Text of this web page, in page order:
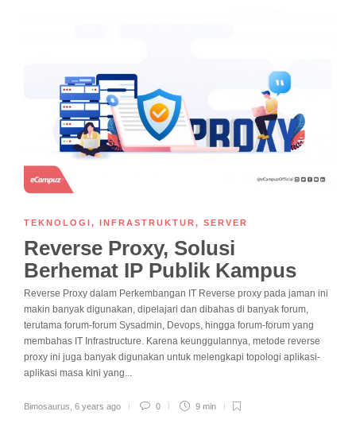
TEKNOLOGI, INFRASTRUKTUR, SERVER
Reverse Proxy, Solusi
Berhemat IP Publik Kampus
Reverse Proxy dalam Perkembangan IT Reverse proxy pada jaman ini
makin banyak digunakan, dipelajari dan dibahas di banyak forum,
terutama forum-forum Sysadmin, Devops, hingga forum-forum yang
membahas IT Infrastructure. Karena keunggulannya, metode reverse
proxy ini juga banyak digunakan untuk melengkapi topologi aplikasi-
aplikasi masa kini yang...
Bimosaurus 6 years ago 0 9 min